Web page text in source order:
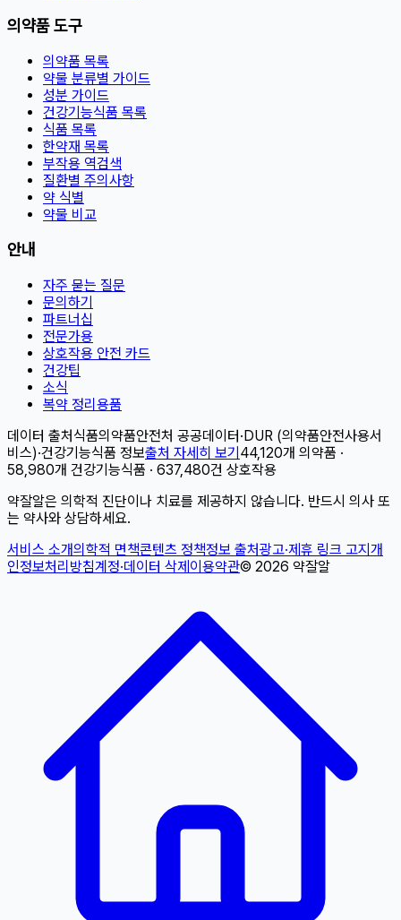
의약품 도구
의약품 목록
약물 분류별 가이드
성분 가이드
건강기능식품 목록
식품 목록
한약재 목록
부작용 역검색
질환별 주의사항
약 식별
약물 비교
안내
자주 묻는 질문
문의하기
파트너십
전문가용
상호작용 안전 카드
건강팁
소식
복약 정리용품
데이터 출처식품의약품안전처 공공데이터·DUR (의약품안전사용서
비스)·건강기능식품 정보출처 자세히 보기44,120개 의약품 ·
58,980개 건강기능식품 · 637,480건 상호작용
약잘알은 의학적 진단이나 치료를 제공하지 않습니다. 반드시 의사 또
는 약사와 상담하세요.
서비스 소개의학적 면책콘텐츠 정책정보 출처광고·제휴 링크 고지개
인정보처리방침계정·데이터 삭제이용약관© 2026 약잘알